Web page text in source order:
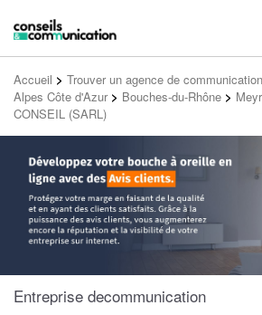
Accueil > Trouver un agence de communication
Alpes Côte d'Azur > Bouches-du-Rhône >
CONSEIL (SARL)
Entreprise decommunication